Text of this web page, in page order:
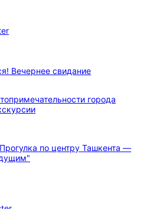
Вечернее свидание
города